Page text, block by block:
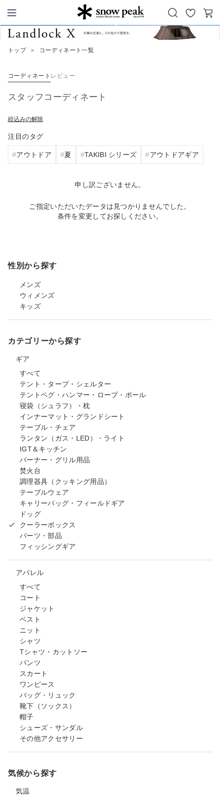
Snow Peak
お
気
カ
トップ ＞ コーディネート一覧
コーディネート レビュー
スタッフコーディネート
絞込みの解除
注目のタグ
アウトドア 夏 TAKIBI シリーズ アウトドアギア
申し訳ございません。
ご指定いただいたデータは見つかりませんでした。
条件を変更してお探しください。
性別から探す
メンズ
ウィメンズ
キッズ
カテゴリーから探す
ギア
すべて
テント・タープ・シェルター
テントペグ・ハンマー・ロープ・ポール
寝袋（シュラフ）・枕
インナーマット・グランドシート
テーブル・チェア
ランタン（ガス・LED）・ライト
IGT＆キッチン
バーナー・グリル用品
焚火台
調理器具（クッキング用品）
テーブルウェア
キャリーバッグ・フィールドギア
ドッグ
クーラーボックス
パーツ・部品
フィッシングギア
アパレル
すべて
コート
ジャケット
ベスト
ニット
シャツ
Tシャツ・カットソー
パンツ
スカート
ワンピース
バッグ・リュック
靴下（ソックス）
帽子
シューズ・サンダル
その他アクセサリー
気候から探す
気温